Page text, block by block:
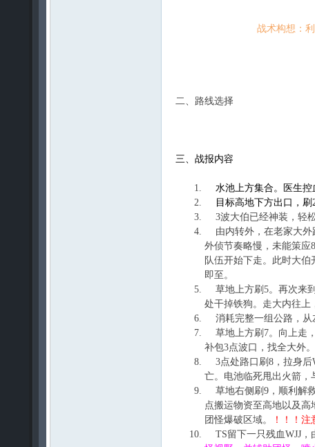
战术构想：
二、路线选择
三、战报内容
水池上方集合。医生控
目标高地下方出口，刷
3波大伯已经神装，轻
由内转外，在老家大外
外侦节奏略慢，未能策应
队伍开始下走。此时大伯
即至。
草地上方刷5。再次来
处干掉铁狗。走大内往上
消耗完整一组公路，从
草地上方刷7。向上走
补包3点波口，找全大外。
3点处路口刷8，拉身后
亡。电池临死甩出火箭，
草地右侧刷9，顺利解
点搬运物资至高地以及
团怪爆破区域。
！！！
TS留下一只残血WJJ，